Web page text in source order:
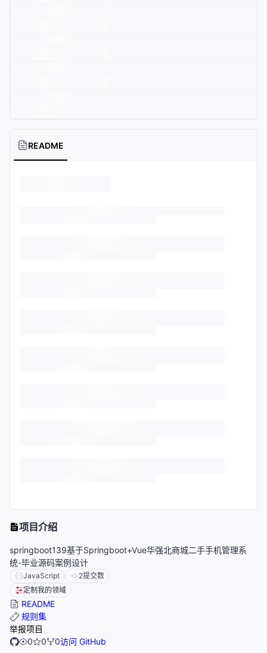
README
项目介绍
springboot139基于Springboot+Vue华强北商城二手手机管理系
统-毕业源码案例设计
JavaScript 2提交数
定制我的领域
README
规则集
举报项目
0
0 0访问 GitHub